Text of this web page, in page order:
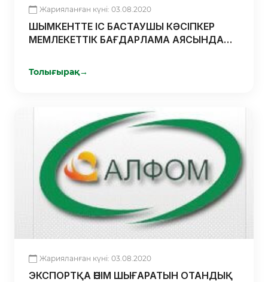
Жарияланған күні: 03.08.2020
ШЫМКЕНТТЕ ІС БАСТАУШЫ КӘСІПКЕР
МЕМЛЕКЕТТІК БАҒДАРЛАМА АЯСЫНДА
Толығырақ→
Жарияланған күні: 03.08.2020
ЭКСПОРТҚА ӨНІМ ШЫҒАРАТЫН ОТАНДЫҚ